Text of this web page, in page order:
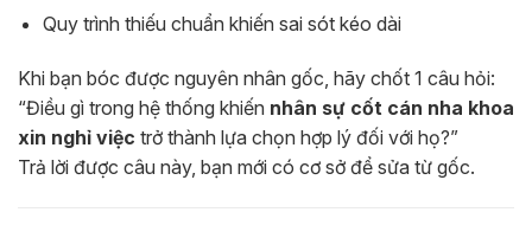
Quy trình thiếu chuẩn khiến sai sót kéo dài
Khi bạn bóc được nguyên nhân gốc, hãy chốt 1 câu hỏi:
“Điều gì trong hệ thống khiến nhân sự cốt cán nha khoa
xin nghỉ việc trở thành lựa chọn hợp lý đối với họ?”
Trả lời được câu này, bạn mới có cơ sở để sửa từ gốc.